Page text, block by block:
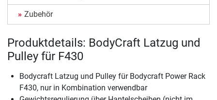
Zubehör
Produktdetails: BodyCraft Latzug und
Pulley für F430
Bodycraft Latzug und Pulley für Bodycraft Power Rack
F430, nur in Kombination verwendbar